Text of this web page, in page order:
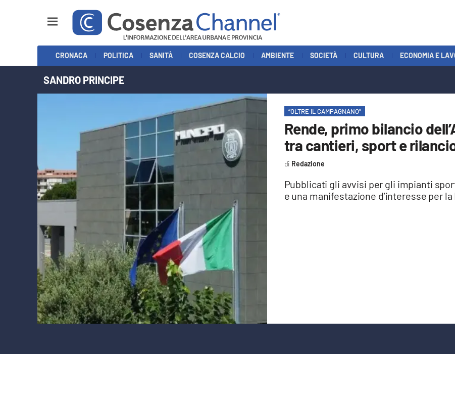
Cronaca
Streaming
CRONACA POLITICA SANITÀ COSENZA CALCIO AMBIENTE SOCIETÀ CULTURA ECONOMIA E
SANDRO PRINCIPE
“OLTRE IL CAMPAGNANO”
Rende, primo bilancio
tra cantieri, sport e
Pubblicati gli avvisi per gli impianti
e una manifestazione d’interesse per
Redazione